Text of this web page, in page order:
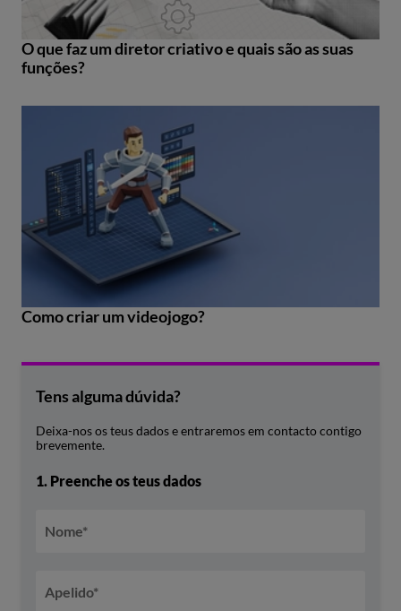
O que faz um diretor criativo e quais são as suas
funções?
Como criar um videojogo?
Tens alguma dúvida?
Deixa-nos os teus dados e entraremos em contacto contigo
brevemente.
1. Preenche os teus dados
Nome*
Apelido*